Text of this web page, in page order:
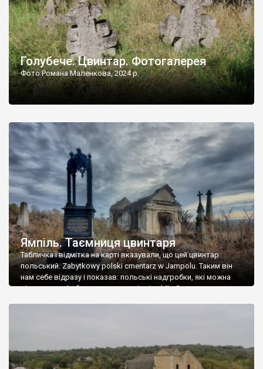
Голубече. Цвинтар. Фотогалерея
Фото Романа Маленкова, 2024 р.
Ямпіль. Таємниця цвинтаря
Табличка і відмітка на карті вказували, що цей цвинтар
польський. Zabytkowy polski cmentarz w Jampolu. Таким він
нам себе відразу і показав: польські надгробки, які можна
віднести до фабричних, польські епітафії… Загалом цвинтар